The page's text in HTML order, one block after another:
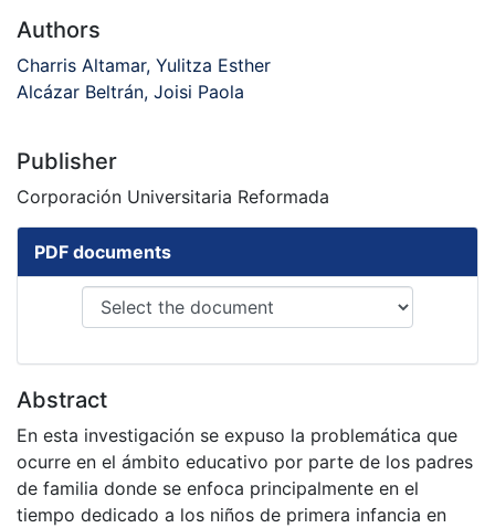
Authors
Charris Altamar, Yulitza Esther
Alcázar Beltrán, Joisi Paola
Publisher
Corporación Universitaria Reformada
PDF documents
Abstract
En esta investigación se expuso la problemática que
ocurre en el ámbito educativo por parte de los padres
de familia donde se enfoca principalmente en el
tiempo dedicado a los niños de primera infancia en